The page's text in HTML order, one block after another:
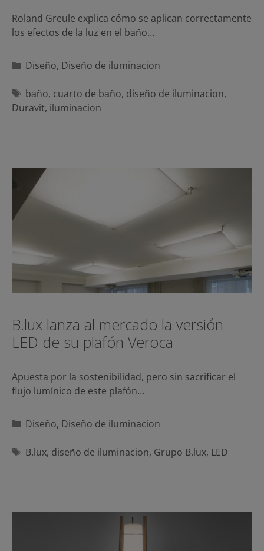
Roland Greule explica cómo se aplican correctamente
los efectos de la luz en el baño…
Categorías
Diseño, Diseño de iluminacion
Etiquetas
baño, cuarto de baño, diseño de iluminacion,
Duravit, iluminacion
B.lux lanza al mercado la versión
LED de su plafón Veroca
Apuesta por la sostenibilidad, pero sin sacrificar el
flujo lumínico de este plafón…
Categorías
Diseño, Diseño de iluminacion
Etiquetas
B.lux, diseño de iluminacion, Grupo B.lux, LED